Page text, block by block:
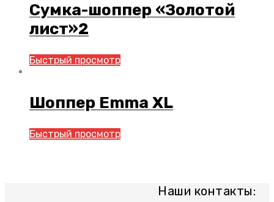
Сумка-шоппер «Золотой
лист»2
Быстрый просмотр
Шоппер Emma XL
Быстрый просмотр
Наши контакты: